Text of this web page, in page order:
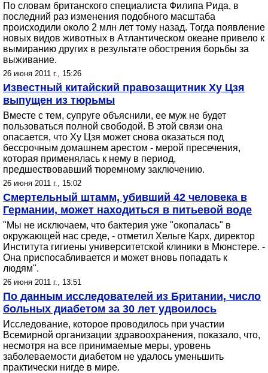
По словам британского специалиста Филипа Рида, в
последний раз изменения подобного масштаба
происходили около 2 млн лет тому назад. Тогда появление
новых видов животных в Атлантическом океане привело к
вымиранию других в результате обострения борьбы за
выживание.
26 июня 2011 г., 15:26
Известный китайский правозащитник Ху Цзя
выпущен из тюрьмы
Вместе с тем, супруге объяснили, ее муж не будет
пользоваться полной свободой. В этой связи она
опасается, что Ху Цзя может снова оказаться под
бессрочным домашнем арестом - мерой пресечения,
которая применялась к нему в период,
предшествовавший тюремному заключению.
26 июня 2011 г., 15:02
Смертельный штамм, убивший 42 человека в
Германии, может находиться в питьевой воде
"Мы не исключаем, что бактерия уже "окопалась" в
окружающей нас среде, - отметил Хельге Карх, директор
Института гигиены университетской клиники в Мюнстере. -
Она приспосабливается и может вновь попадать к
людям".
26 июня 2011 г., 13:51
По данным исследователей из Британии, число
больных диабетом за 30 лет удвоилось
Исследование, которое проводилось при участии
Всемирной организации здравоохранения, показало, что,
несмотря на все принимаемые меры, уровень
заболеваемости диабетом не удалось уменьшить
практически нигде в мире.